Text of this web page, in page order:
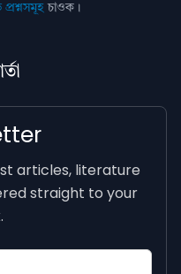
প্ৰশ্নসমূহচাওক।
articles, literature
straight to your